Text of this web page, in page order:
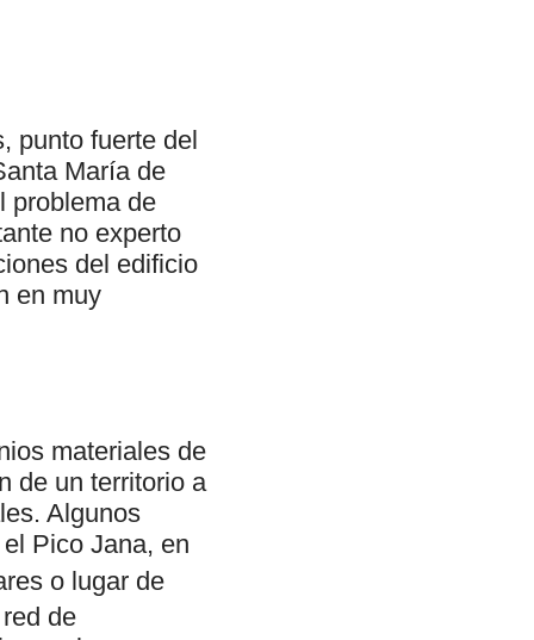
punto fuerte del
María de
problema de
no experto
del edificio
en muy
materiales de
de un territorio a
Algunos
Pico Jana, en
o lugar de
de